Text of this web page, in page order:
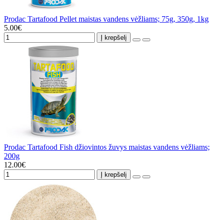
Prodac Tartafood Pellet maistas vandens vėžliams; 75g, 350g, 1kg
5.00€
Į krepšelį
Prodac Tartafood Fish džiovintos žuvys maistas vandens vėžliams;
200g
12.00€
Į krepšelį